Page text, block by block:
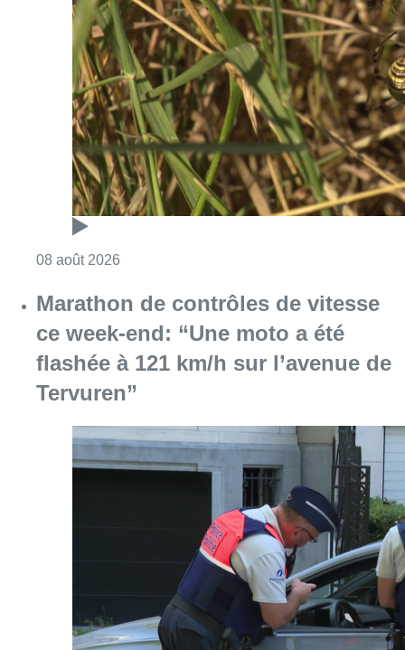
08 août 2026Consulter l'article "Au Moeraske, Bart
Marathon de contrôles de vitesse
ce week-end: “Une moto a été
flashée à 121 km/h sur l’avenue de
Tervuren”
Consulter l'article "Marathon de contrôles
L’Union Saint-Gilloise attire
Bertram Kvist, milieu danois de 21
ans qui renforce les U23